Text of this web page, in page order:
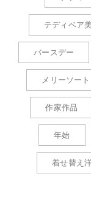
テディベア
バースデー
メリーソート
作家作品
年始
着せ替え